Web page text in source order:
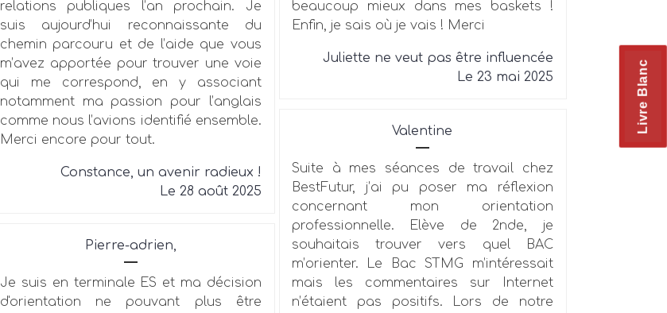
Livre Blanc
relations publiques l’an prochain. Je
suis aujourd’hui reconnaissante du
chemin parcouru et de l’aide que vous
m’avez apportée pour trouver une voie
qui me correspond, en y associant
notamment ma passion pour l’anglais
comme nous l’avions identifié ensemble.
Merci encore pour tout.
Constance, un avenir radieux !
Le 28 août 2025
Pierre-adrien,
Je suis en terminale ES et ma décision
d'orientation ne pouvant plus être
beaucoup mieux dans mes baskets !
Enfin, je sais où je vais ! Merci
Juliette ne veut pas être influencée
Le 23 mai 2025
Valentine
Suite à mes séances de travail chez
BestFutur, j’ai pu poser ma réflexion
concernant mon orientation
professionnelle. Elève de 2nde, je
souhaitais trouver vers quel BAC
m’orienter. Le Bac STMG m’intéressait
mais les commentaires sur Internet
n’étaient pas positifs. Lors de notre